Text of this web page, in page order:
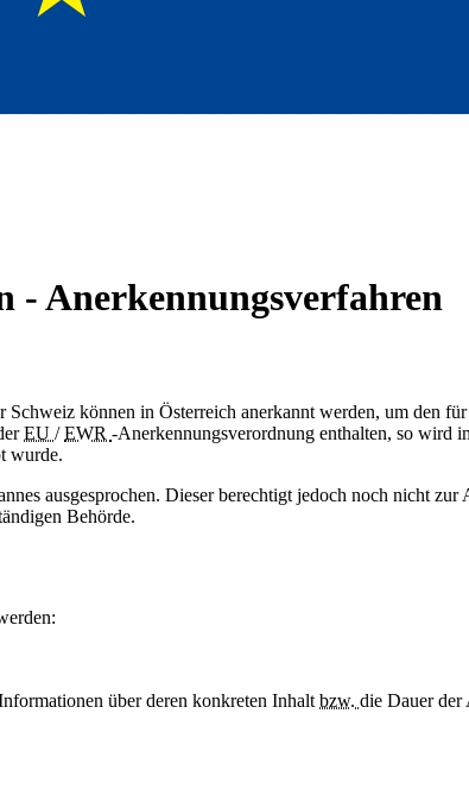
Anerkennungsverfahren
Schweiz können in Österreich anerkannt werden, um den
EU /EWR -Anerkennungsverordnung enthalten, so wird
wurde.
ausgesprochen. Dieser berechtigt jedoch noch nicht zur
Behörde.
über deren konkreten Inhalt bzw. die Dauer